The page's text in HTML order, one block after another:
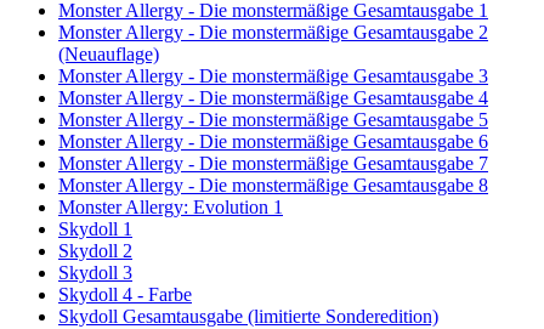
Monster Allergy - Die monstermäßige Gesamtausgabe 1
Monster Allergy - Die monstermäßige Gesamtausgabe 2
(Neuauflage)
Monster Allergy - Die monstermäßige Gesamtausgabe 3
Monster Allergy - Die monstermäßige Gesamtausgabe 4
Monster Allergy - Die monstermäßige Gesamtausgabe 5
Monster Allergy - Die monstermäßige Gesamtausgabe 6
Monster Allergy - Die monstermäßige Gesamtausgabe 7
Monster Allergy - Die monstermäßige Gesamtausgabe 8
Monster Allergy: Evolution 1
Skydoll 1
Skydoll 2
Skydoll 3
Skydoll 4 - Farbe
Skydoll Gesamtausgabe (limitierte Sonderedition)